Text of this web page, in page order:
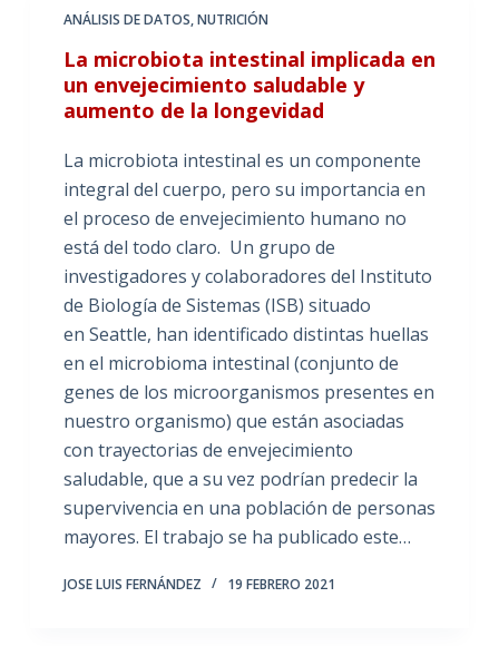
ANÁLISIS DE DATOS,NUTRICIÓN
La microbiota intestinal implicada en
un envejecimiento saludable y
aumento de la longevidad
La microbiota intestinal es un componente
integral del cuerpo, pero su importancia en
el proceso de envejecimiento humano no
está del todo claro. Un grupo de
investigadores y colaboradores del Instituto
de Biología de Sistemas (ISB) situado
en Seattle, han identificado distintas huellas
en el microbioma intestinal (conjunto de
genes de los microorganismos presentes en
nuestro organismo) que están asociadas
con trayectorias de envejecimiento
saludable, que a su vez podrían predecir la
supervivencia en una población de personas
mayores. El trabajo se ha publicado este…
JOSE LUIS FERNÁNDEZ 19 FEBRERO 2021